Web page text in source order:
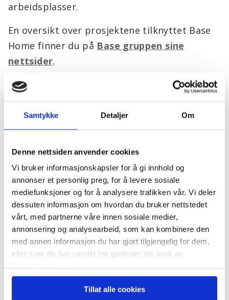
Samtykke Detaljer Om
Denne nettsiden anvender cookies
Vi bruker informasjonskapsler for å gi innhold og
annonser et personlig preg, for å levere sosiale
mediefunksjoner og for å analysere trafikken vår. Vi deler
dessuten informasjon om hvordan du bruker nettstedet
vårt, med partnerne våre innen sosiale medier,
annonsering og analysearbeid, som kan kombinere den
med annen informasjon du har gjort tilgjengelig for dem,
eller som de har samlet inn gjennom din bruk av
Tillat alle cookies
arbeidsplasser.
En oversikt over prosjektene tilknyttet Base
Home finner du på Base gruppen sine
nettsider.
Tilbake til Hellvik Hus Sør Vest
Har du spørsmål?
Ta kontakt!
* Obligatorisk felt som du må fylle ut for å sende